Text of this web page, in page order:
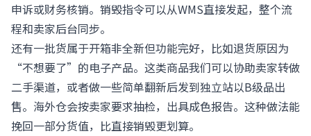
申诉或财务核销。销毁指令可以从WMS直接发起，整个流
程和卖家后台同步。
还有一批货属于开箱非全新但功能完好，比如退货原因为
“不想要了”的电子产品。这类商品我们可以协助卖家转做
二手渠道，或者做一些简单翻新后发到独立站以B级品出
售。海外仓会按卖家要求抽检，出具成色报告。这种做法能
挽回一部分货值，比直接销毁更划算。